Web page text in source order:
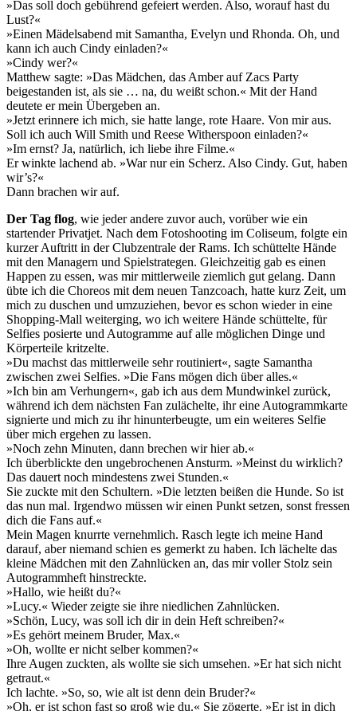
»Das soll doch gebührend gefeiert werden. Also, worauf hast du
Lust?«
»Einen Mädelsabend mit Samantha, Evelyn und Rhonda. Oh, und
kann ich auch Cindy einladen?«
»Cindy wer?«
Matthew sagte: »Das Mädchen, das Amber auf Zacs Party
beigestanden ist, als sie … na, du weißt schon.« Mit der Hand
deutete er mein Übergeben an.
»Jetzt erinnere ich mich, sie hatte lange, rote Haare. Von mir aus.
Soll ich auch Will Smith und Reese Witherspoon einladen?«
»Im ernst? Ja, natürlich, ich liebe ihre Filme.«
Er winkte lachend ab. »War nur ein Scherz. Also Cindy. Gut, haben
wir’s?«
Dann brachen wir auf.
Der Tag flog, wie jeder andere zuvor auch, vorüber wie ein
startender Privatjet. Nach dem Fotoshooting im Coliseum, folgte ein
kurzer Auftritt in der Clubzentrale der Rams. Ich schüttelte Hände
mit den Managern und Spielstrategen. Gleichzeitig gab es einen
Happen zu essen, was mir mittlerweile ziemlich gut gelang. Dann
übte ich die Choreos mit dem neuen Tanzcoach, hatte kurz Zeit, um
mich zu duschen und umzuziehen, bevor es schon wieder in eine
Shopping-Mall weiterging, wo ich weitere Hände schüttelte, für
Selfies posierte und Autogramme auf alle möglichen Dinge und
Körperteile kritzelte.
»Du machst das mittlerweile sehr routiniert«, sagte Samantha
zwischen zwei Selfies. »Die Fans mögen dich über alles.«
»Ich bin am Verhungern«, gab ich aus dem Mundwinkel zurück,
während ich dem nächsten Fan zulächelte, ihr eine Autogrammkarte
signierte und mich zu ihr hinunterbeugte, um ein weiteres Selfie
über mich ergehen zu lassen.
»Noch zehn Minuten, dann brechen wir hier ab.«
Ich überblickte den ungebrochenen Ansturm. »Meinst du wirklich?
Das dauert noch mindestens zwei Stunden.«
Sie zuckte mit den Schultern. »Die letzten beißen die Hunde. So ist
das nun mal. Irgendwo müssen wir einen Punkt setzen, sonst fressen
dich die Fans auf.«
Mein Magen knurrte vernehmlich. Rasch legte ich meine Hand
darauf, aber niemand schien es gemerkt zu haben. Ich lächelte das
kleine Mädchen mit den Zahnlücken an, das mir voller Stolz sein
Autogrammheft hinstreckte.
»Hallo, wie heißt du?«
»Lucy.« Wieder zeigte sie ihre niedlichen Zahnlücken.
»Schön, Lucy, was soll ich dir in dein Heft schreiben?«
»Es gehört meinem Bruder, Max.«
»Oh, wollte er nicht selber kommen?«
Ihre Augen zuckten, als wollte sie sich umsehen. »Er hat sich nicht
getraut.«
Ich lachte. »So, so, wie alt ist denn dein Bruder?«
»Oh, er ist schon fast so groß wie du.« Sie zögerte. »Er ist in dich